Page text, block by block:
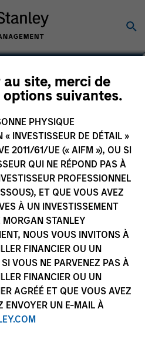
au site, merci de
options suivantes.
PHYSIQUE
« INVESTISSEUR DE DÉTAIL »
2011/61/UE (« AIFM »), OU SI
QUI NE RÉPOND PAS À
PROFESSIONNEL
ET QUE VOUS AVEZ
À UN INVESTISSEMENT
STANLEY
NOUS VOUS INVITONS À
FINANCIER OU UN
VOUS NE PARVENEZ PAS À
FINANCIER OU UN
AGRÉÉ ET QUE VOUS AVEZ
ENVOYER UN E-MAIL À
CFA